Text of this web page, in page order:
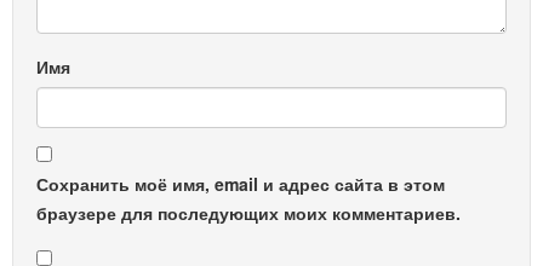
Имя
Сохранить моё имя, email и адрес сайта в этом
браузере для последующих моих комментариев.